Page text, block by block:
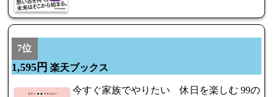
7位
1,595円 楽天ブックス
今すぐ家族でやりたい 休日を楽しむ 99の